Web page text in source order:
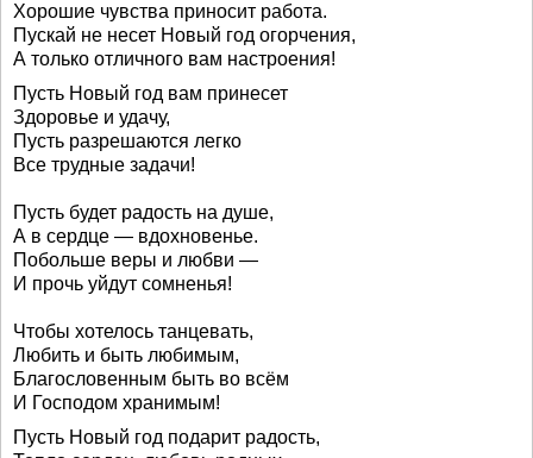
Хорошие чувства приносит работа.
Пускай не несет Новый год огорчения,
А только отличного вам настроения!
Пусть Новый год вам принесет
Здоровье и удачу,
Пусть разрешаются легко
Все трудные задачи!
Пусть будет радость на душе,
А в сердце — вдохновенье.
Побольше веры и любви —
И прочь уйдут сомненья!
Чтобы хотелось танцевать,
Любить и быть любимым,
Благословенным быть во всём
И Господом хранимым!
Пусть Новый год подарит радость,